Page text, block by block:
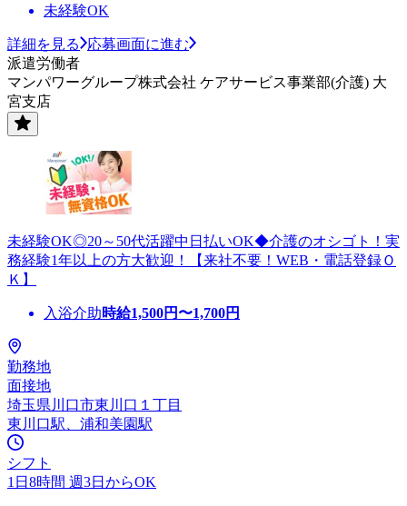
未経験OK
詳細を見る
応募画面に進む
派遣労働者
マンパワーグループ株式会社 ケアサービス事業部(介護) 大
宮支店
未経験OK◎20～50代活躍中日払いOK◆介護のオシゴト！実
務経験1年以上の方大歓迎！【来社不要！WEB・電話登録Ｏ
Ｋ】
入浴介助時給1,500円〜1,700円
勤務地
面接地
埼玉県川口市東川口１丁目
東川口駅、浦和美園駅
シフト
1日8時間 週3日からOK